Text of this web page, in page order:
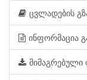
ცვლადების
ინფორმაცია